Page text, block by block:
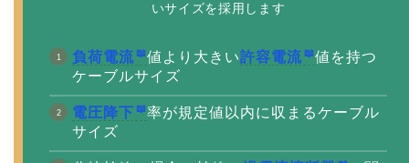
いサイズを採用します
負荷電流 値より大きい許容電流
値を持つ
ケーブルサイズ
電圧降下
率が規定値以内に収まるケーブル
サイズ